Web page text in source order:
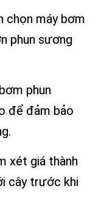
chọn máy bơm
phun sương
phun
để đảm bảo
xét giá thành
cây trước khi